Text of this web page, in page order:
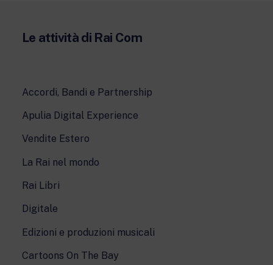
Le attività di Rai Com
Accordi, Bandi e Partnership
Apulia Digital Experience
Vendite Estero
La Rai nel mondo
Rai Libri
Digitale
Edizioni e produzioni musicali
Cartoons On The Bay